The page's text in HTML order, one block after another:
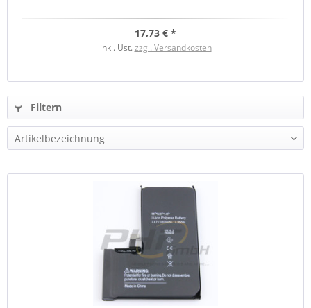
17,73 € *
inkl. Ust.zzgl. Versandkosten
Filtern